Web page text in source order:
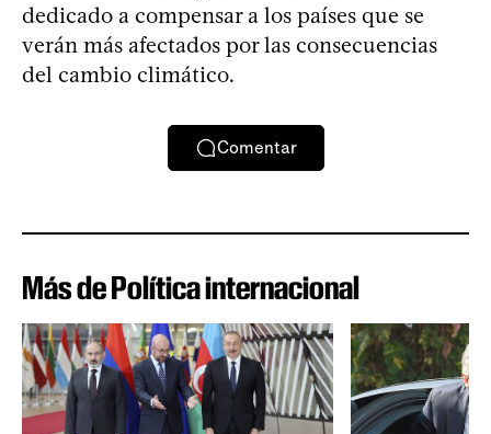
dedicado a compensar a los países que se
verán más afectados por las consecuencias
del cambio climático.
Comentar
Más de Política internacional